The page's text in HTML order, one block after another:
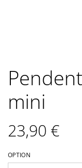
mini
23,90 €
OPTION